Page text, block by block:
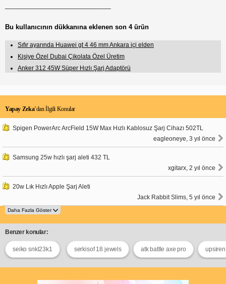
Bu kullanıcının dükkanına eklenen son 4 ürün
Sıfır ayarında Huawei gt 4 46 mm Ankara içi elden
Kişiye Özel Dubai Çikolata Özel Üretim
Anker 312 45W Süper Hızlı Şarj Adaptörü
Yapay Zeka’dan İlgili Konular
Spigen PowerArc ArcField 15W Max Hızlı Kablosuz Şarj Cihazı 502TL
eagleoneye, 3 yıl önce
Samsung 25w hızlı şarj aleti 432 TL
xgitarx, 2 yıl önce
20w Lık Hızlı Apple Şarj Aleti
Jack Rabbit Slims, 5 yıl önce
Benzer konular:
seiko snkl23k1 serkisof 18 jewels atk battle axe pro